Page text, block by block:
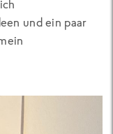
und ein paar